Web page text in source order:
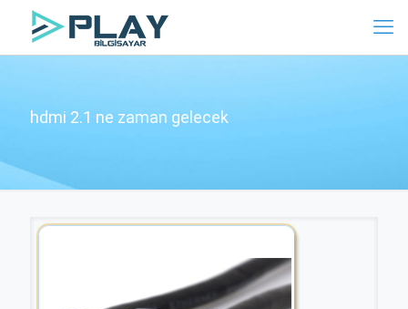
hdmi 2.1 ne zaman gelecek